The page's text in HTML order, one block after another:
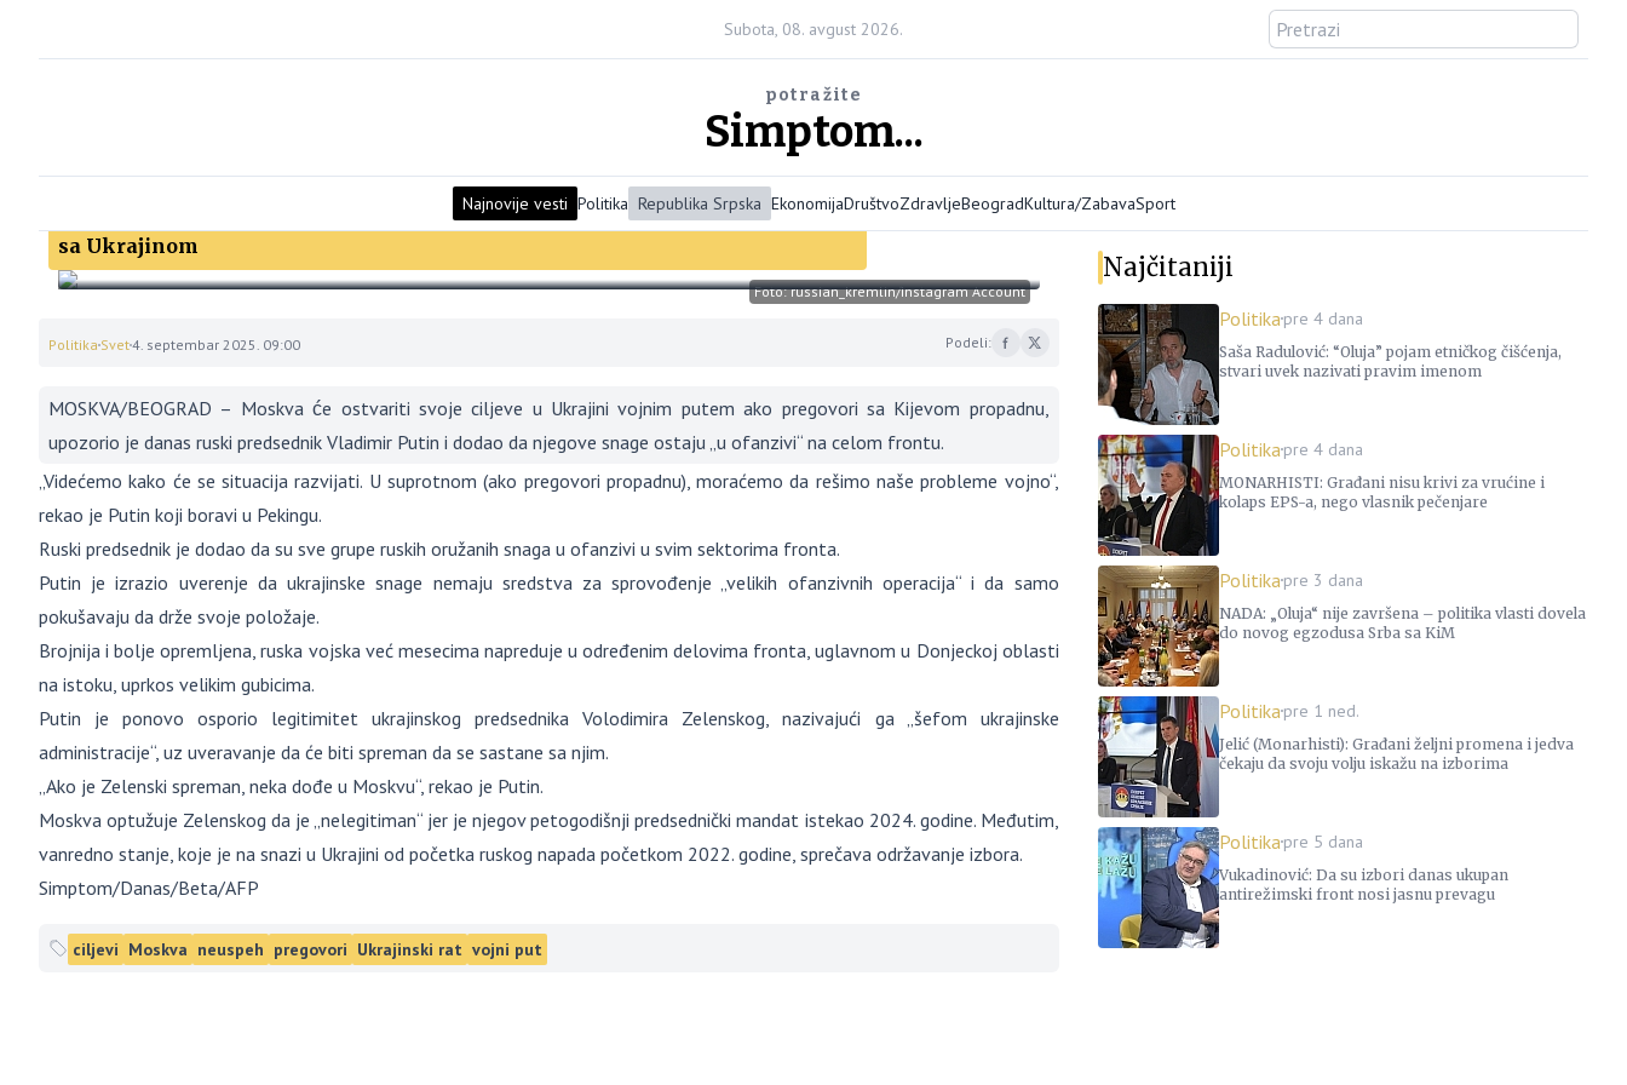
Subota, 08. avgust 2026.
potražite
Simptom...
Najnovije vesti Politika Republika Srpska EkonomijaDruštvoZdravljeBeogradKultura/ZabavaSport
Foto: russian_kremlin/Instagram Account
Putin: Rusija će vojnim putem ostvariti svoje ciljeve ako propadnu pregovori
sa Ukrajinom
Politika Svet4. septembar 2025. 09:00 Podeli:
MOSKVA/BEOGRAD – Moskva će ostvariti svoje ciljeve u Ukrajini vojnim putem ako pregovori sa Kijevom propadnu,
upozorio je danas ruski predsednik Vladimir Putin i dodao da njegove snage ostaju „u ofanzivi“ na celom frontu.
„Videćemo kako će se situacija razvijati. U suprotnom (ako pregovori propadnu), moraćemo da rešimo naše probleme vojno“,
rekao je Putin koji boravi u Pekingu.
Ruski predsednik je dodao da su sve grupe ruskih oružanih snaga u ofanzivi u svim sektorima fronta.
Putin je izrazio uverenje da ukrajinske snage nemaju sredstva za sprovođenje „velikih ofanzivnih operacija“ i da samo
pokušavaju da drže svoje položaje.
Brojnija i bolje opremljena, ruska vojska već mesecima napreduje u određenim delovima fronta, uglavnom u Donjeckoj oblasti
na istoku, uprkos velikim gubicima.
Putin je ponovo osporio legitimitet ukrajinskog predsednika Volodimira Zelenskog, nazivajući ga „šefom ukrajinske
administracije“, uz uveravanje da će biti spreman da se sastane sa njim.
„Ako je Zelenski spreman, neka dođe u Moskvu“, rekao je Putin.
Moskva optužuje Zelenskog da je „nelegitiman“ jer je njegov petogodišnji predsednički mandat istekao 2024. godine. Međutim,
vanredno stanje, koje je na snazi u Ukrajini od početka ruskog napada početkom 2022. godine, sprečava održavanje izbora.
Simptom/Danas/Beta/AFP
ciljevi Moskva neuspeh pregovori Ukrajinski rat vojni put
Najčitaniji
Politikapre 4 dana
Saša Radulović: “Oluja” pojam etničkog čišćenja,
stvari uvek nazivati pravim imenom
Politikapre 4 dana
MONARHISTI: Građani nisu krivi za vrućine i
kolaps EPS-a, nego vlasnik pečenjare
Politikapre 3 dana
NADA: „Oluja“ nije završena – politika vlasti dovela
do novog egzodusa Srba sa KiM
Politikapre 1 ned.
Jelić (Monarhisti): Građani željni promena i jedva
čekaju da svoju volju iskažu na izborima
Politikapre 5 dana
Vukadinović: Da su izbori danas ukupan
antirežimski front nosi jasnu prevagu